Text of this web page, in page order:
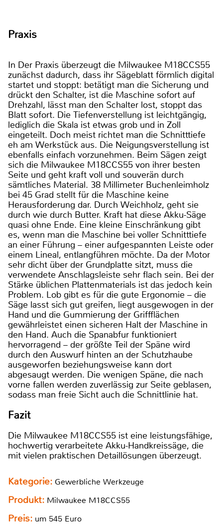
Praxis
In Der Praxis überzeugt die Milwaukee M18CCS55
zunächst dadurch, dass ihr Sägeblatt förmlich digital
startet und stoppt: betätigt man die Sicherung und
drückt den Schalter, ist die Maschine sofort auf
Drehzahl, lässt man den Schalter lost, stoppt das
Blatt sofort. Die Tiefenverstellung ist leichtgängig,
lediglich die Skala ist etwas grob und in Zoll
eingeteilt. Doch meist richtet man die Schnitttiefe
eh am Werkstück aus. Die Neigungsverstellung ist
ebenfalls einfach vorzunehmen. Beim Sägen zeigt
sich die Milwaukee M18CCS55 von ihrer besten
Seite und geht kraft voll und souverän durch
sämtliches Material. 38 Millimeter Buchenleimholz
bei 45 Grad stellt für die Maschine keine
Herausforderung dar. Durch Weichholz, geht sie
durch wie durch Butter. Kraft hat diese Akku-Säge
quasi ohne Ende. Eine kleine Einschränkung gibt
es, wenn man die Maschine bei voller Schnitttiefe
an einer Führung – einer aufgespannten Leiste oder
einem Lineal, entlangführen möchte. Da der Motor
sehr dicht über der Grundplatte sitzt, muss die
verwendete Anschlagsleiste sehr flach sein. Bei der
Stärke üblichen Plattenmaterials ist das jedoch kein
Problem. Lob gibt es für die gute Ergonomie – die
Säge lasst sich gut greifen, liegt ausgewogen in der
Hand und die Gummierung der Griffflächen
gewährleistet einen sicheren Halt der Maschine in
den Hand. Auch die Spanabfur funktioniert
hervorragend – der größte Teil der Späne wird
durch den Auswurf hinten an der Schutzhaube
ausgeworfen beziehungsweise kann dort
abgesaugt werden. Die wenigen Späne, die nach
vorne fallen werden zuverlässig zur Seite geblasen,
sodass man freie Sicht auch die Schnittlinie hat.
Fazit
Die Milwaukee M18CCS55 ist eine leistungsfähige,
hochwertig verarbeitete Akku-Handkreissäge, die
mit vielen praktischen Detaillösungen überzeugt.
Kategorie: Gewerbliche Werkzeuge
Produkt: Milwaukee M18CCS55
Preis: um 545 Euro